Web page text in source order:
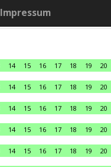
Impressum
14 15 16 17 18 19 20
14 15 16 17 18 19 20
14 15 16 17 18 19 20
14 15 16 17 18 19 20
14 15 16 17 18 19 20